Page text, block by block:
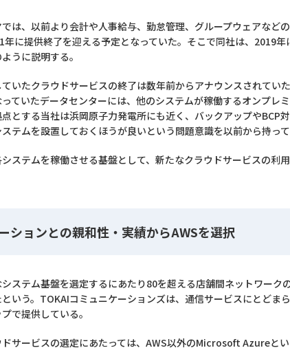
は、以前より会計や人事給与、勤怠管理、グループウェアな
年に提供終了を迎える予定となっていた。そこで同社は、2019
うに説明する。
ていたクラウドサービスの終了は数年前からアナウンスされて
ていたデータセンターには、他のシステムが稼働するオンプ
とする当社は浜岡原子力発電所にも近く、バックアップや
テムを設置しておくほうが良いという問題意識を以前から持って
ステムを稼働させる基盤として、新たなクラウドサービスの利
ションとの親和性・実績からAWSを選択
ステム基盤を選定するにあたり80を超える店舗間ネットワー
いう。TOKAIコミュニケーションズは、通信サービスにとど
で提供している。
ドサービスの選定にあたっては、AWS以外のMicrosoft Azureと